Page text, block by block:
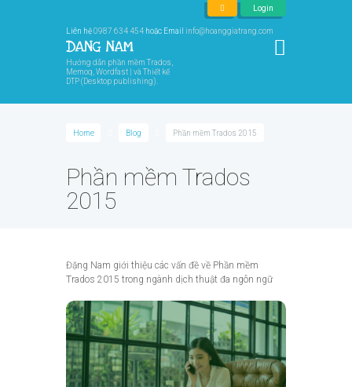
Login
Liên hệ0987 634 454 hoặc Email info@hoanggiatrang.com
Hướng dẫn phần mềm Trados,
Memoq, Wordfast | và Thiết kế
DTP (Desktop publishing).
Home Blog Phần mềm Trados 2015
Phần mềm Trados
2015
Đặng Nam giới thiệu các vấn đề về Phần mềm
Trados 2015 trong ngành dịch thuật đa ngôn ngữ